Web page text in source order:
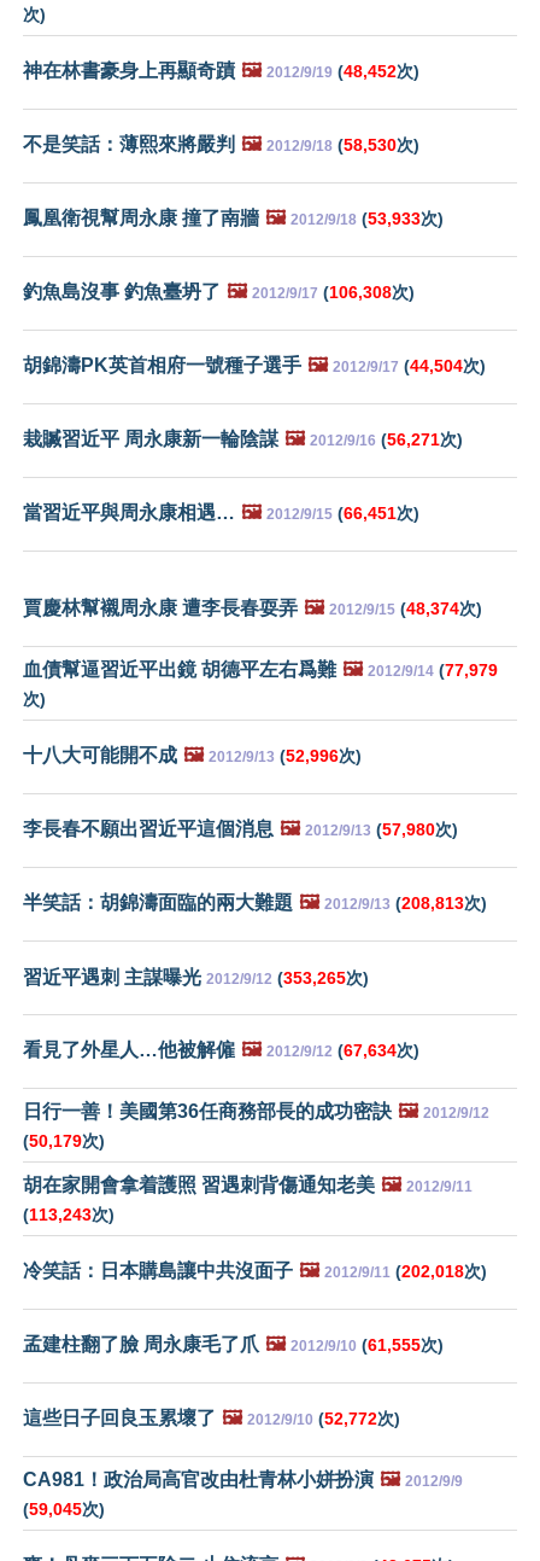
次)
神在林書豪身上再顯奇蹟 🖼️ 2012/9/19 (48,452次)
不是笑話：薄熙來將嚴判 🖼️ 2012/9/18 (58,530次)
鳳凰衛視幫周永康 撞了南牆 🖼️ 2012/9/18 (53,933次)
釣魚島沒事 釣魚臺坍了 🖼️ 2012/9/17 (106,308次)
胡錦濤PK英首相府一號種子選手 🖼️ 2012/9/17 (44,504次)
栽贓習近平 周永康新一輪陰謀 🖼️ 2012/9/16 (56,271次)
當習近平與周永康相遇… 🖼️ 2012/9/15 (66,451次)
賈慶林幫襯周永康 遭李長春耍弄 🖼️ 2012/9/15 (48,374次)
血債幫逼習近平出鏡 胡德平左右爲難 🖼️ 2012/9/14 (77,979
次)
十八大可能開不成 🖼️ 2012/9/13 (52,996次)
李長春不願出習近平這個消息 🖼️ 2012/9/13 (57,980次)
半笑話：胡錦濤面臨的兩大難題 🖼️ 2012/9/13 (208,813次)
習近平遇刺 主謀曝光 2012/9/12 (353,265次)
看見了外星人…他被解僱 🖼️ 2012/9/12 (67,634次)
日行一善！美國第36任商務部長的成功密訣 🖼️ 2012/9/12
(50,179次)
胡在家開會拿着護照 習遇刺背傷通知老美 🖼️ 2012/9/11
(113,243次)
冷笑話：日本購島讓中共沒面子 🖼️ 2012/9/11 (202,018次)
孟建柱翻了臉 周永康毛了爪 🖼️ 2012/9/10 (61,555次)
這些日子回良玉累壞了 🖼️ 2012/9/10 (52,772次)
CA981！政治局高官改由杜青林小姘扮演 🖼️ 2012/9/9
(59,045次)